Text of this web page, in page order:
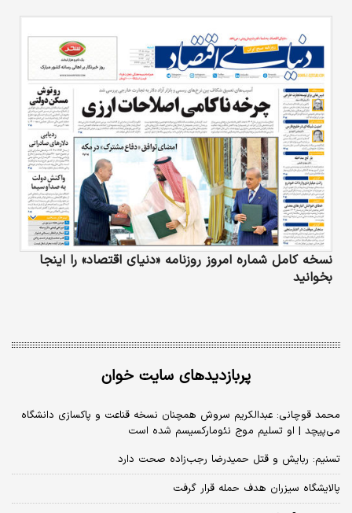
نسخه کامل شماره امروز روزنامه «دنیای‌ اقتصاد» را اینجا
بخوانید
پربازدیدهای سایت خوان
محمد قوچانی: عبدالکریم سروش همچنان نسخه قناعت و پاکسازی دانشگاه
می‌پیچد | او تسلیم موج نئومارکسیسم شده است
تسنیم: ربایش و قتل حمیدرضا رجب‌زاده صحت دارد
پالایشگاه سیزران هدف حمله قرار گرفت